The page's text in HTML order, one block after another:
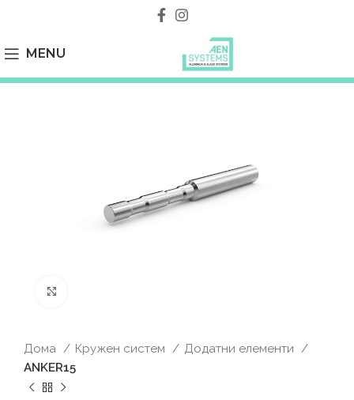
MENU
Дома Кружен систем
Додатни елементи
ANKER15